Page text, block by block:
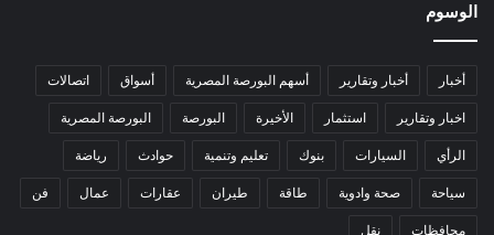
الوسوم
أخبار أخبار وتقارير أسهم البورصة المصرية أسواق اتصالات
اخبار وتقارير استثمار الأخيرة البورصة البورصة المصرية
الرأي السيارات بنوك تعليم وتنمية حوادث رياضة
سياحة صحة وادوية طاقة طيران عقارات عمال فن
محافظات نقل